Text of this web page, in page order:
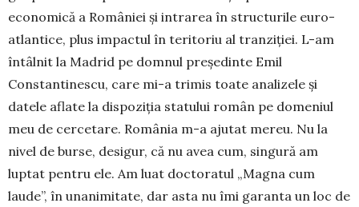
economică a României și intrarea în structurile euro-
atlantice, plus impactul în teritoriu al tranziției. L-am
întâlnit la Madrid pe domnul președinte Emil
Constantinescu, care mi-a trimis toate analizele și
datele aflate la dispoziția statului român pe domeniul
meu de cercetare. România m-a ajutat mereu. Nu la
nivel de burse, desigur, că nu avea cum, singură am
luptat pentru ele. Am luat doctoratul „Magna cum
laude”, în unanimitate, dar asta nu îmi garanta un loc de